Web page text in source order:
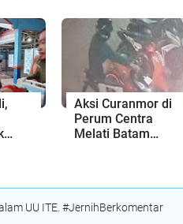
Rekayasa Lalu
Lintasnya
Aksi Curanmor di
Perum Centra
Melati Batam
UU ITE. #JernihBerkomentar